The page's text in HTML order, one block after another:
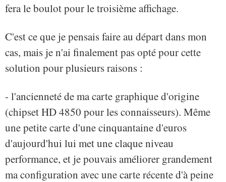
fera le boulot pour le troisième affichage.
C'est ce que je pensais faire au départ dans mon
cas, mais je n'ai finalement pas opté pour cette
solution pour plusieurs raisons :
- l'ancienneté de ma carte graphique d'origine
(chipset HD 4850 pour les connaisseurs). Même
une petite carte d'une cinquantaine d'euros
d'aujourd'hui lui met une claque niveau
performance, et je pouvais améliorer grandement
ma configuration avec une carte récente d'à peine